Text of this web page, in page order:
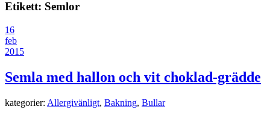
Etikett: Semlor
16
feb
2015
Semla med hallon och vit choklad-grädde
kategorier: Allergivänligt, Bakning, Bullar